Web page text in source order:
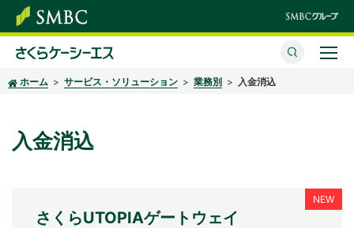
ホーム サービス・ソリューション 業務別 入金消込
入金消込
さくらUTOPIAゲートウェイ
さくらケーシーエスとは